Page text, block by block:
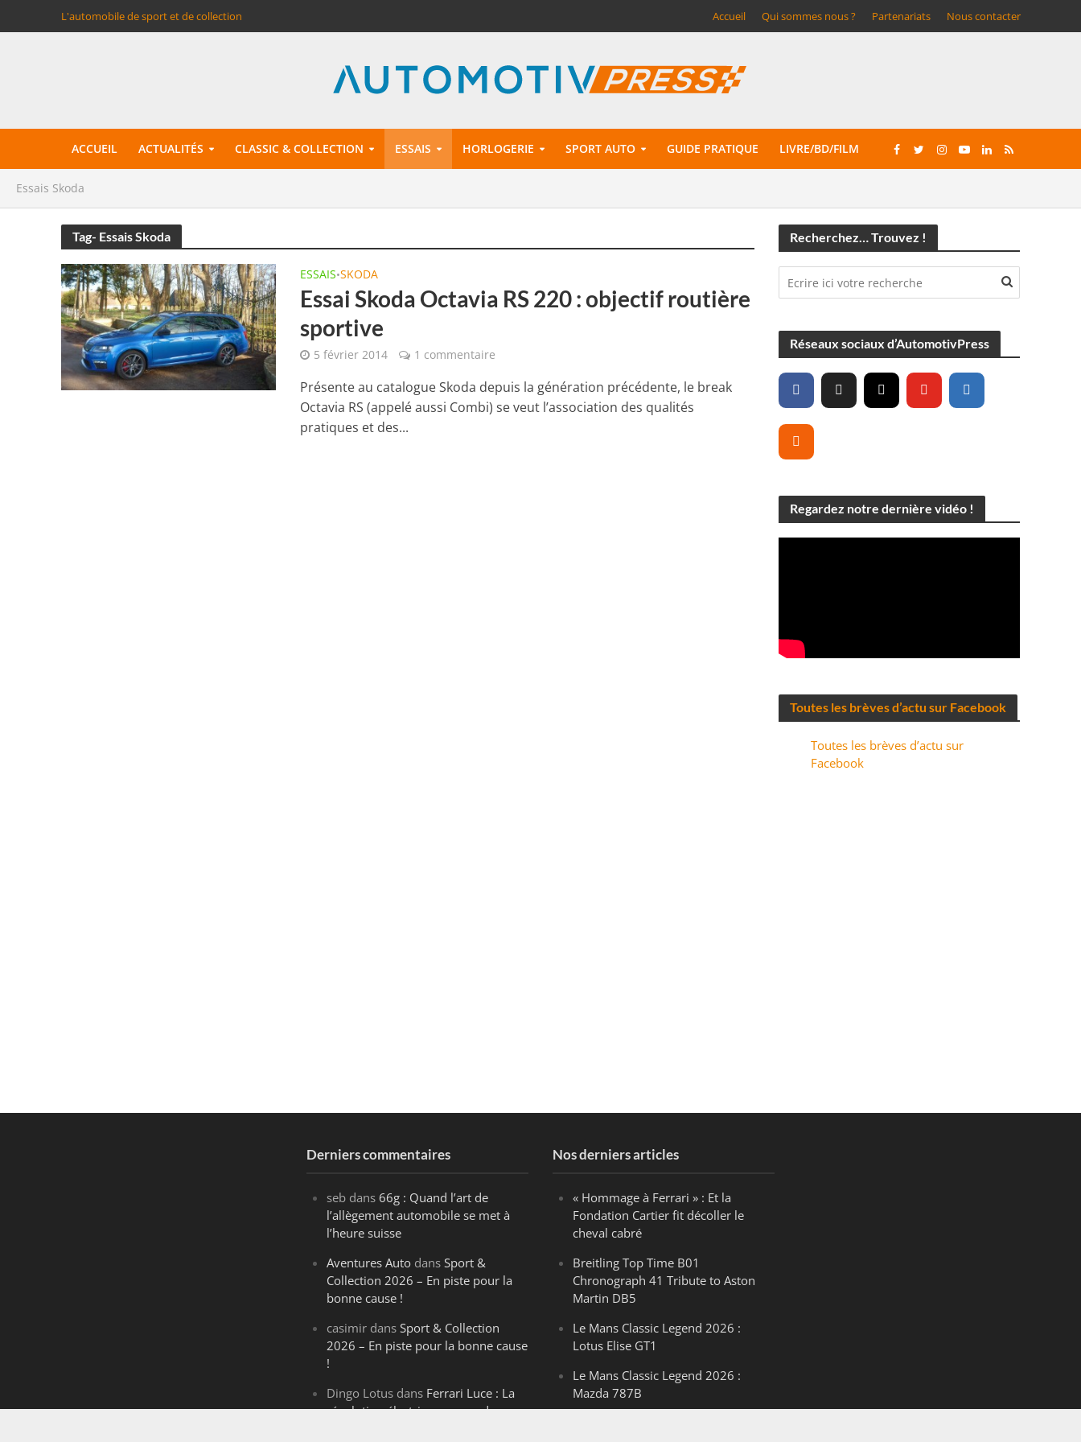
L'automobile de sport et de collection Accueil Qui sommes nous ? Partenariats Nous contacter
ACCUEIL ACTUALITÉS CLASSIC & COLLECTION ESSAIS HORLOGERIE SPORT AUTO GUIDE PRATIQUE LIVRE/BD/FILM
Essais Skoda
Tag- Essais Skoda
ESSAIS•SKODA
Essai Skoda Octavia RS 220 : objectif routière
sportive
5 février 2014 1 commentaire
Présente au catalogue Skoda depuis la génération précédente, le break
Octavia RS (appelé aussi Combi) se veut l’association des qualités
pratiques et des...
Recherchez… Trouvez !
Réseaux sociaux d’AutomotivPress
Regardez notre dernière vidéo !
Toutes les brèves d’actu sur Facebook
Toutes les brèves d’actu sur
Facebook
Derniers commentaires
seb dans66g : Quand l’art de
l’allègement automobile se met à
l’heure suisse
Aventures Auto dansSport &
Collection 2026 – En piste pour la
bonne cause !
casimir dansSport & Collection
2026 – En piste pour la bonne cause
!
Dingo Lotus dans Ferrari Luce : La
révolution électrique venue de
Nos derniers articles
« Hommage à Ferrari » : Et la
Fondation Cartier fit décoller le
cheval cabré
Breitling Top Time B01
Chronograph 41 Tribute to Aston
Martin DB5
Le Mans Classic Legend 2026 :
Lotus Elise GT1
Le Mans Classic Legend 2026 :
Mazda 787B